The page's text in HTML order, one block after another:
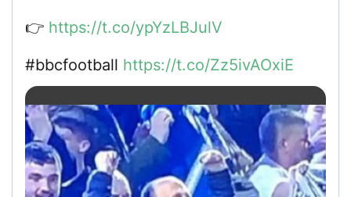
👉 https://t.co/ypYzLBJulV
#bbcfootball https://t.co/Zz5ivAOxiE